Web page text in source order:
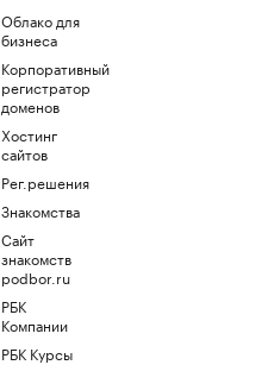
Облако для
бизнеса
Корпоративный
регистратор
доменов
Хостинг
сайтов
Рег.решения
Знакомства
Сайт
знакомств
podbor.ru
РБК
Компании
РБК Курсы